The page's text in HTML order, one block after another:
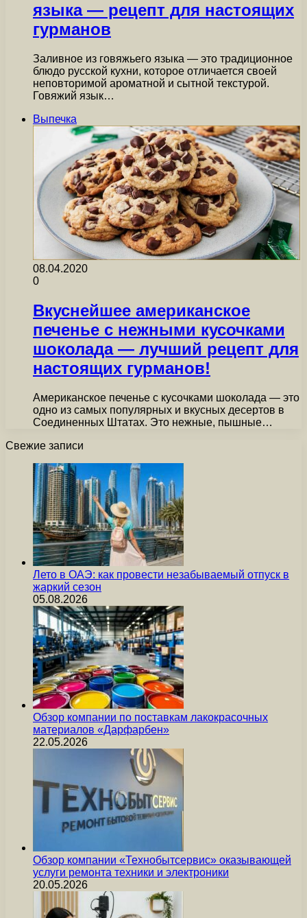
языка — рецепт для настоящих
гурманов
Заливное из говяжьего языка — это традиционное
блюдо русской кухни, которое отличается своей
неповторимой ароматной и сытной текстурой.
Говяжий язык…
Выпечка
08.04.2020
0
Вкуснейшее американское
печенье с нежными кусочками
шоколада — лучший рецепт для
настоящих гурманов!
Американское печенье с кусочками шоколада — это
одно из самых популярных и вкусных десертов в
Соединенных Штатах. Это нежные, пышные…
Свежие записи
Лето в ОАЭ: как провести незабываемый отпуск в
жаркий сезон
05.08.2026
Обзор компании по поставкам лакокрасочных
материалов «Дарфарбен»
22.05.2026
Обзор компании «Технобытсервис» оказывающей
услуги ремонта техники и электроники
20.05.2026